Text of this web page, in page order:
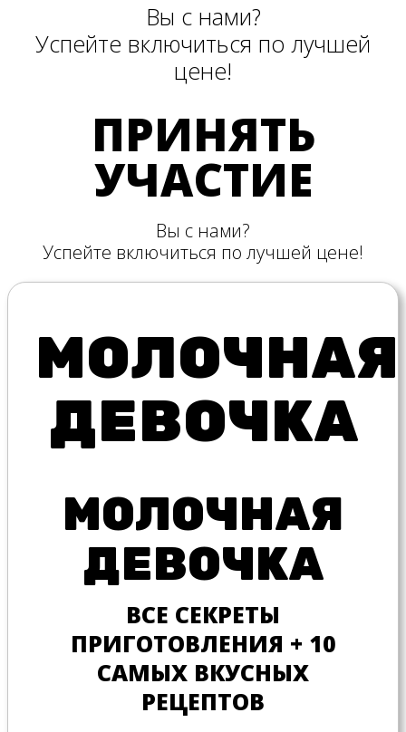
Вы с нами?
Успейте включиться по лучшей
цене!
ПРИНЯТЬ
УЧАСТИЕ
Вы с нами?
Успейте включиться по лучшей цене!
МОЛОЧНАЯ
ДЕВОЧКА
МОЛОЧНАЯ
ДЕВОЧКА
ВСЕ СЕКРЕТЫ
ПРИГОТОВЛЕНИЯ + 10
САМЫХ ВКУСНЫХ
РЕЦЕПТОВ